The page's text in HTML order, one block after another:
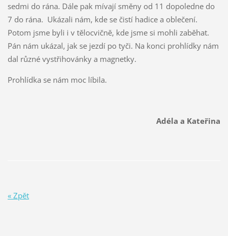
sedmi do rána. Dále pak mívají směny od 11 dopoledne do
7 do rána. Ukázali nám, kde se čistí hadice a oblečení.
Potom jsme byli i v tělocvičně, kde jsme si mohli zaběhat.
Pán nám ukázal, jak se jezdí po tyči. Na konci prohlídky nám
dal různé vystřihovánky a magnetky.
Prohlídka se nám moc líbila.
Adéla a Kateřina
« Zpět